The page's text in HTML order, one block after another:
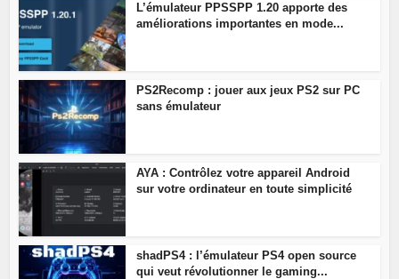
L’émulateur PPSSPP 1.20 apporte des
améliorations importantes en mode...
PS2Recomp : jouer aux jeux PS2 sur PC
sans émulateur
AYA : Contrôlez votre appareil Android
sur votre ordinateur en toute simplicité
shadPS4 : l’émulateur PS4 open source
qui veut révolutionner le gaming...